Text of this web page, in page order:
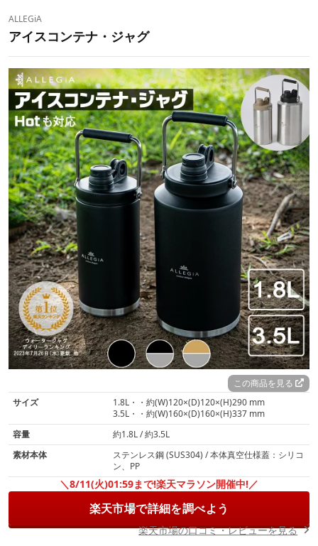
ALLEGiA
アイスコンテナ・ジャグ
この商品を見る
サイズ
1.8L・・約(W)120×(D)120×(H)290 mm
3.5L・・約(W)160×(D)160×(H)337 mm
容量
約1.8L / 約3.5L
素材本体
ステンレス鋼 (SUS304) / 本体真空仕様蓋：シリコ
ン、PP
＼8/11(火)01:59まで!楽天マラソン開催中!／
楽天市場で詳細を調べよう
楽天市場の口コミ・レビューを見る